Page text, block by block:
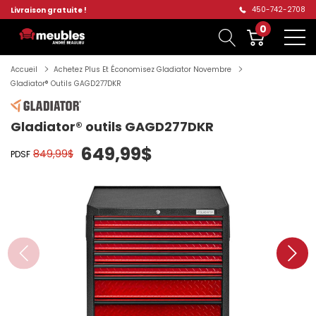
Livraison gratuite ! 450-742-2708
0
Accueil
Achetez Plus Et Économisez Gladiator Novembre
Gladiator® Outils GAGD277DKR
Gladiator® outils GAGD277DKR
PDSF 849,99$ 649,99$